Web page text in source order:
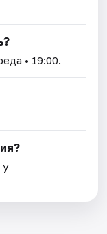
• 19:00.
у